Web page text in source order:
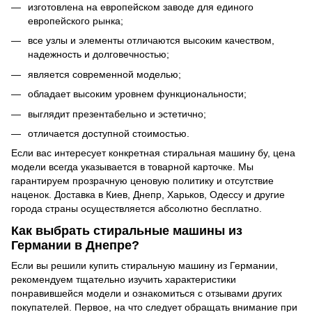
изготовлена на европейском заводе для единого
европейского рынка;
все узлы и элементы отличаются высоким качеством,
надежность и долговечностью;
является современной моделью;
обладает высоким уровнем функциональности;
выглядит презентабельно и эстетично;
отличается доступной стоимостью.
Если вас интересует конкретная стиральная машину бу, цена
модели всегда указывается в товарной карточке. Мы
гарантируем прозрачную ценовую политику и отсутствие
наценок. Доставка в Киев, Днепр, Харьков, Одессу и другие
города страны осуществляется абсолютно бесплатно.
Как выбрать стиральные машины из
Германии в Днепре?
Если вы решили купить стиральную машину из Германии,
рекомендуем тщательно изучить характеристики
понравившейся модели и ознакомиться с отзывами других
покупателей. Первое, на что следует обращать внимание при